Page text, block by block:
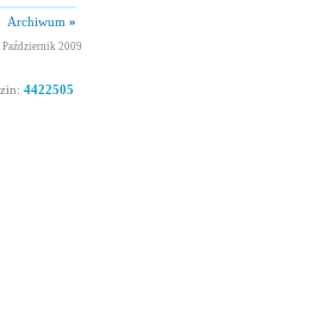
Archiwum »
2009
4422505